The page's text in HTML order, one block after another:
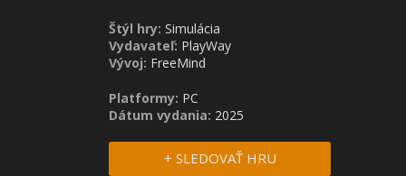
Štýl hry: Simulácia
Vydavateľ: PlayWay
Vývoj: FreeMind
Platformy: PC
Dátum vydania: 2025
+ SLEDOVAŤ HRU